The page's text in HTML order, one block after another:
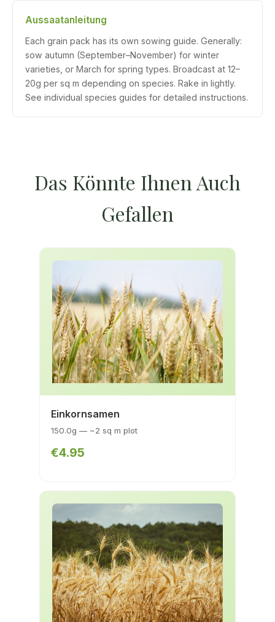
Aussaatanleitung
Each grain pack has its own sowing guide. Generally:
sow autumn (September–November) for winter
varieties, or March for spring types. Broadcast at 12–
20g per sq m depending on species. Rake in lightly.
See individual species guides for detailed instructions.
Das Könnte Ihnen Auch
Gefallen
Einkornsamen
150.0g — ~2 sq m plot
€4.95